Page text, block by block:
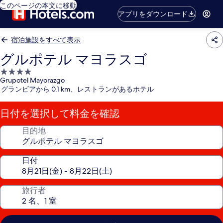
このページの本文に移動
アプリをダウンロード
宿泊施設をすべて表示
グルポテル マヨラスゴ
4.0
つ
星
宿
泊
施
Grupotel Mayorazgo
グランビアから 0.1 km、レストランがあるホテル
日付を選択して料金を確認
目的地
日付
旅行者